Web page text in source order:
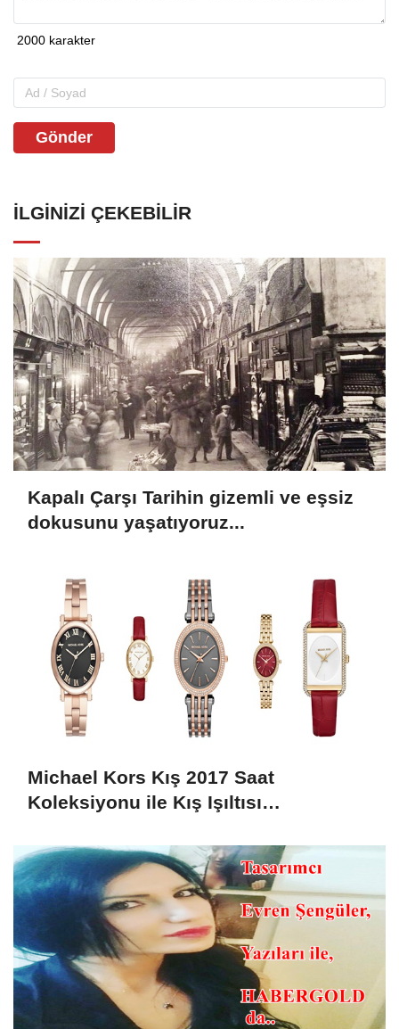
Gönder
İLGINIZI ÇEKEBILIR
Kapalı Çarşı Tarihin gizemli ve eşsiz
dokusunu yaşatıyoruz...
Michael Kors Kış 2017 Saat
Koleksiyonu ile Kış Işıltısı